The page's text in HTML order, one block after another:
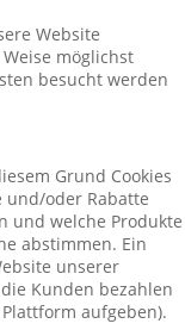
Website
möglichst
besucht werden
Grund Cookies
und/oder Rabatte
und welche Produkte
abstimmen. Ein
unserer
Kunden bezahlen
aufgeben).